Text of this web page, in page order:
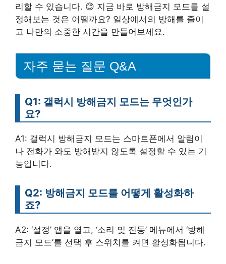
리할 수 있습니다. 😊 지금 바로 방해금지 모드를 설
정해보는 것은 어떨까요? 일상에서의 방해를 줄이
고 나만의 소중한 시간을 만들어보세요.
자주 묻는 질문 Q&A
Q1: 갤럭시 방해금지 모드는 무엇인가
요?
A1: 갤럭시 방해금지 모드는 스마트폰에서 알림이
나 전화가 와도 방해받지 않도록 설정할 수 있는 기
능입니다.
Q2: 방해금지 모드를 어떻게 활성화하
죠?
A2: ‘설정’ 앱을 열고, ‘소리 및 진동’ 메뉴에서 ‘방해
금지 모드’를 선택 후 스위치를 켜면 활성화됩니다.